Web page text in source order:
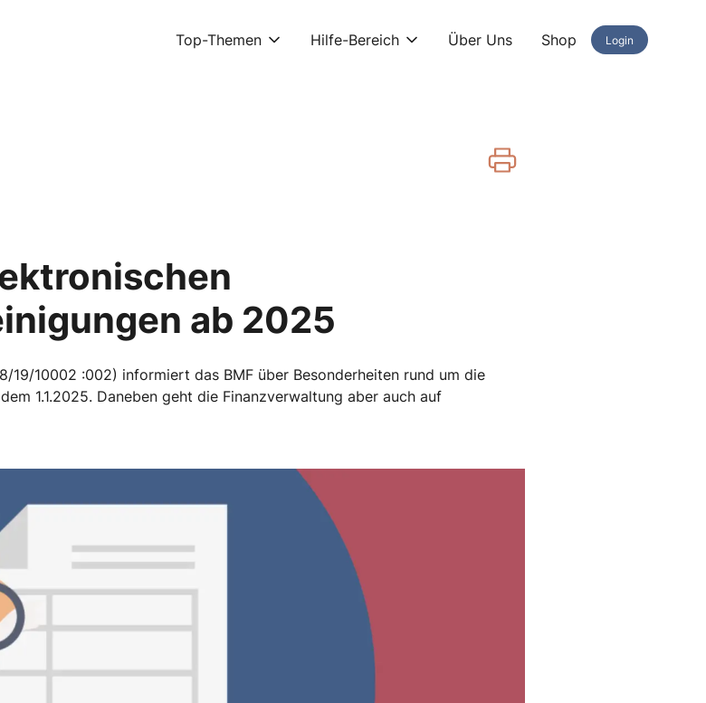
Top-Themen Hilfe-Bereich Über Uns Shop Login
ab 2025
10002 :002) informiert das BMF über Besonderheiten rund um die
1.1.2025. Daneben geht die Finanzverwaltung aber auch auf